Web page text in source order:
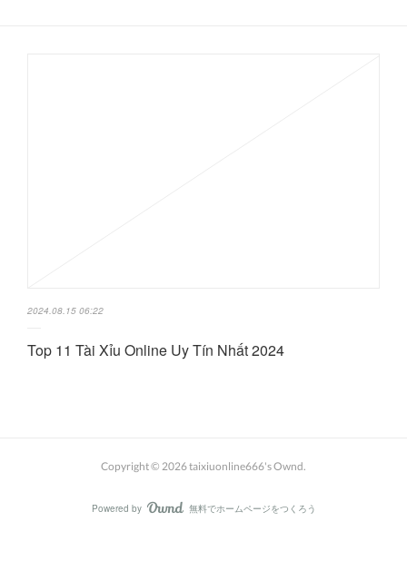
2024.08.15 06:22
Top 11 Tài Xỉu Online Uy Tín Nhất 2024
Copyright © 2026taixiuonline666's Ownd.
Powered by AmebaOwnd
無料でホームページをつくろう